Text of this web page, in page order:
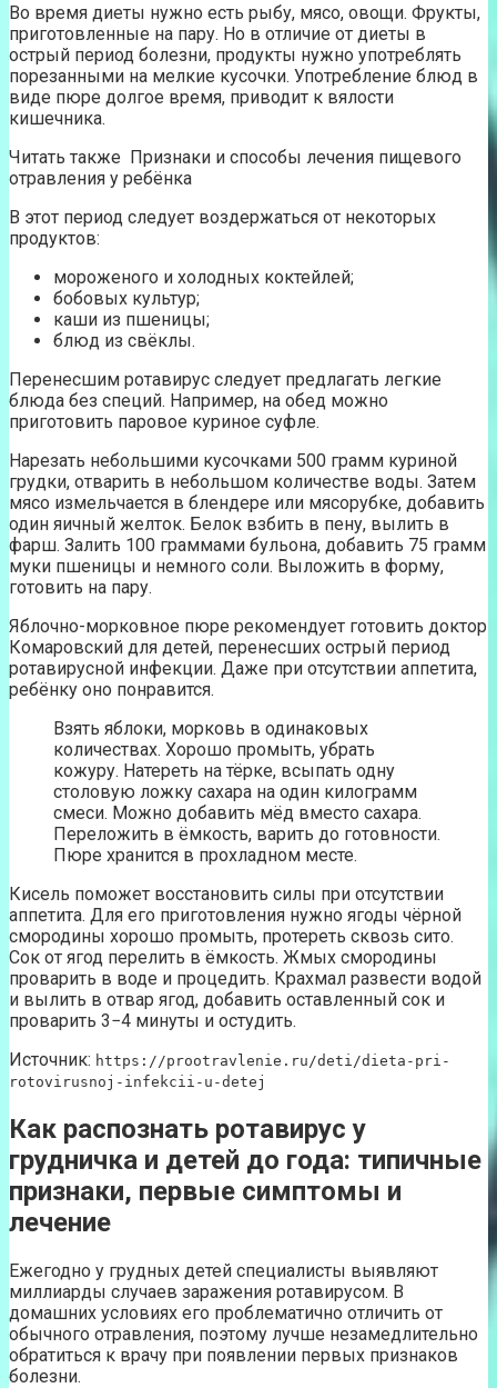
Во время диеты нужно есть рыбу, мясо, овощи. Фрукты,
приготовленные на пару. Но в отличие от диеты в
острый период болезни, продукты нужно употреблять
порезанными на мелкие кусочки. Употребление блюд в
виде пюре долгое время, приводит к вялости
кишечника.
Читать также Признаки и способы лечения пищевого
отравления у ребёнка
В этот период следует воздержаться от некоторых
продуктов:
мороженого и холодных коктейлей;
бобовых культур;
каши из пшеницы;
блюд из свёклы.
Перенесшим ротавирус следует предлагать легкие
блюда без специй. Например, на обед можно
приготовить паровое куриное суфле.
Нарезать небольшими кусочками 500 грамм куриной
грудки, отварить в небольшом количестве воды. Затем
мясо измельчается в блендере или мясорубке, добавить
один яичный желток. Белок взбить в пену, вылить в
фарш. Залить 100 граммами бульона, добавить 75 грамм
муки пшеницы и немного соли. Выложить в форму,
готовить на пару.
Яблочно-морковное пюре рекомендует готовить доктор
Комаровский для детей, перенесших острый период
ротавирусной инфекции. Даже при отсутствии аппетита,
ребёнку оно понравится.
Взять яблоки, морковь в одинаковых
количествах. Хорошо промыть, убрать
кожуру. Натереть на тёрке, всыпать одну
столовую ложку сахара на один килограмм
смеси. Можно добавить мёд вместо сахара.
Переложить в ёмкость, варить до готовности.
Пюре хранится в прохладном месте.
Кисель поможет восстановить силы при отсутствии
аппетита. Для его приготовления нужно ягоды чёрной
смородины хорошо промыть, протереть сквозь сито.
Сок от ягод перелить в ёмкость. Жмых смородины
проварить в воде и процедить. Крахмал развести водой
и вылить в отвар ягод, добавить оставленный сок и
проварить 3−4 минуты и остудить.
Источник: https://prootravlenie.ru/deti/dieta-pri-
rotovirusnoj-infekcii-u-detej
Как распознать ротавирус у
грудничка и детей до года: типичные
признаки, первые симптомы и
лечение
Ежегодно у грудных детей специалисты выявляют
миллиарды случаев заражения ротавирусом. В
домашних условиях его проблематично отличить от
обычного отравления, поэтому лучше незамедлительно
обратиться к врачу при появлении первых признаков
болезни.